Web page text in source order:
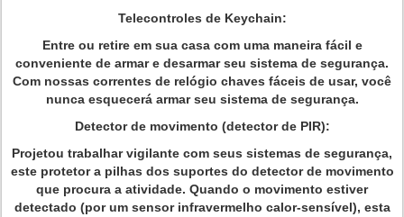
Telecontroles de Keychain:
Entre ou retire em sua casa com uma maneira fácil e
conveniente de armar e desarmar seu sistema de segurança.
Com nossas correntes de relógio chaves fáceis de usar, você
nunca esquecerá armar seu sistema de segurança.
Detector de movimento (detector de PIR):
Projetou trabalhar vigilante com seus sistemas de segurança,
este protetor a pilhas dos suportes do detector de movimento
que procura a atividade. Quando o movimento estiver
detectado (por um sensor infravermelho calor-sensível), esta